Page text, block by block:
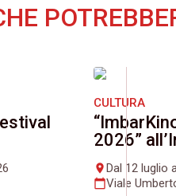
CULTURA
2026”
place Dal 12 luglio
calendar_todayViale